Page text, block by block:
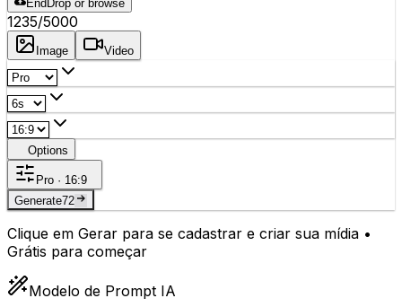
End Drop or browse
1235/5000
Image Video
Options
Pro · 16:9
Generate72
Clique em Gerar para se cadastrar e criar sua mídia •
Grátis para começar
Modelo de Prompt IA